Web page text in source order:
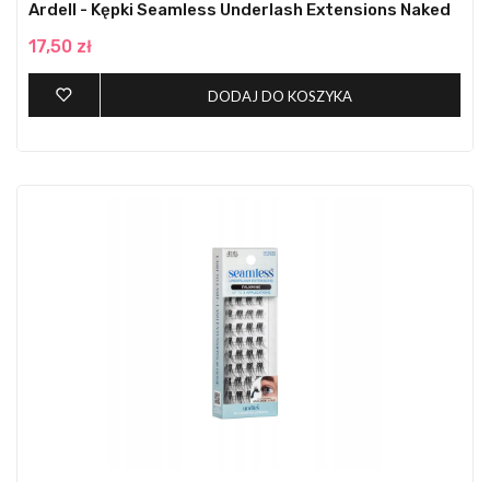
Ardell - Kępki Seamless Underlash Extensions Naked
17,50 zł
DODAJ DO KOSZYKA